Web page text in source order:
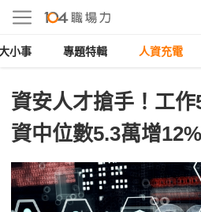
小事 專題特輯 人資充電
資安人才搶手！工
資中位數5.3萬增